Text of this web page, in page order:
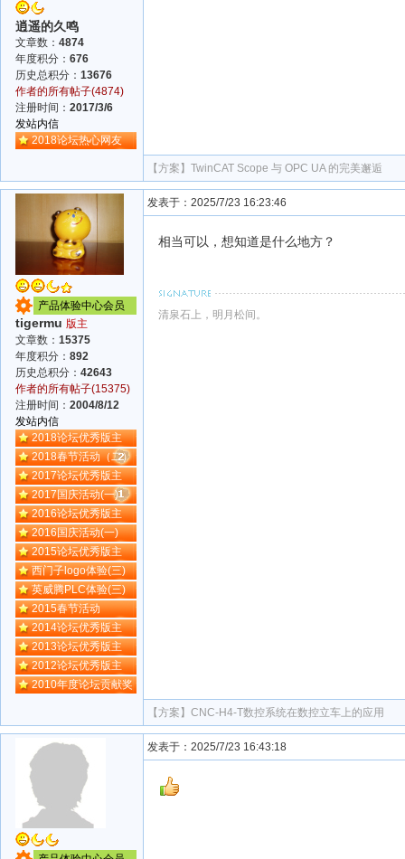
逍遥的久鸣
文章数： 4874
年度积分： 676
历史总积分： 13676
作者的所有帖子(4874)
注册时间： 2017/3/6
发站内信
2018论坛热心网友
【方案】 TwinCAT Scope 与 OPC UA 的完美邂逅
产品体验中心会员
tigermu 版主
文章数： 15375
年度积分： 892
历史总积分： 42643
作者的所有帖子(15375)
注册时间： 2004/8/12
发站内信
2018论坛优秀版主
2018春节活动（二）
2017论坛优秀版主
2017国庆活动(一)
2016论坛优秀版主
2016国庆活动(一)
2015论坛优秀版主
西门子logo体验(三)
英威腾PLC体验(三)
2015春节活动
2014论坛优秀版主
2013论坛优秀版主
2012论坛优秀版主
2010年度论坛贡献奖
发表于：2025/7/23 16:23:46
相当可以，想知道是什么地方？
清泉石上，明月松间。
【方案】 CNC-H4-T数控系统在数控立车上的应用
发表于：2025/7/23 16:43:18